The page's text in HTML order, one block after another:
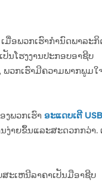
ມື່ອພວກເຮົາກໍານົດພາລະກິ
ນໂຮງງານປະກອບອາຊີບ
ວກເຮົາມີຄວາມພາກພູມໃ
ງພວກເຮົາ ອະແດບເຕີ
ງ່າຍຂຶ້ນແລະສະດວກກວ່າ.
ະເຫນີລາຄາເປັນມືອາຊີບ